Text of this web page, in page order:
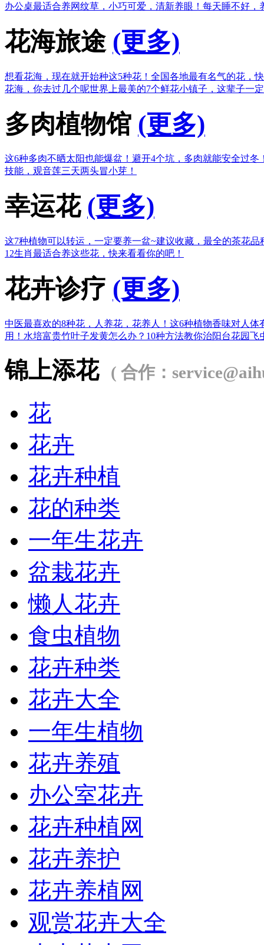
办公桌最适合养网纹草，小巧可爱，清新养眼！ 每天睡不好，
花海旅途 (更多)
想看花海，现在就开始种这5种花！ 全国各地最有名气的花，
花海，你去过几个呢世界上最美的7个鲜花小镇子，这辈子一
多肉植物馆 (更多)
这6种多肉不晒太阳也能爆盆！ 避开4个坑，多肉就能安全过冬
技能，观音莲三天两头冒小芽！
幸运花 (更多)
这7种植物可以转运，一定要养一盆~建议收藏，最全的茶花品
12生肖最适合养这些花，快来看看你的吧！
花卉诊疗 (更多)
中医最喜欢的8种花，人养花，花养人！ 这6种植物香味对人体
用！ 水培富贵竹叶子发黄怎么办？ 10种方法教你治阳台花园飞
锦上添花 ( 合作：
花
花卉
花卉种植
花的种类
一年生花卉
盆栽花卉
懒人花卉
食虫植物
花卉种类
花卉大全
一年生植物
花卉养殖
办公室花卉
花卉种植网
花卉养护
花卉养植网
观赏花卉大全